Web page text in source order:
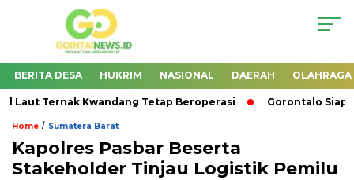
BERITA DESA HUKRIM NASIONAL DAERAH OLAHRAGA
Ternak Kwandang Tetap Beroperasi Gorontalo Siap
Home / Sumatera Barat
Kapolres Pasbar Beserta
Stakeholder Tinjau Logistik Pemilu